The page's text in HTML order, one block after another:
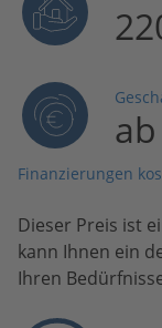
Finanzierungen
Dieser Preis ist
kann Ihnen ein
Ihren